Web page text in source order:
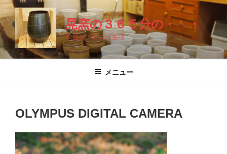
コ
ン
テ
ン
ツ
晃窯の３６５分の・・・
陶芸とアナログ生活
メニュー
OLYMPUS DIGITAL CAMERA